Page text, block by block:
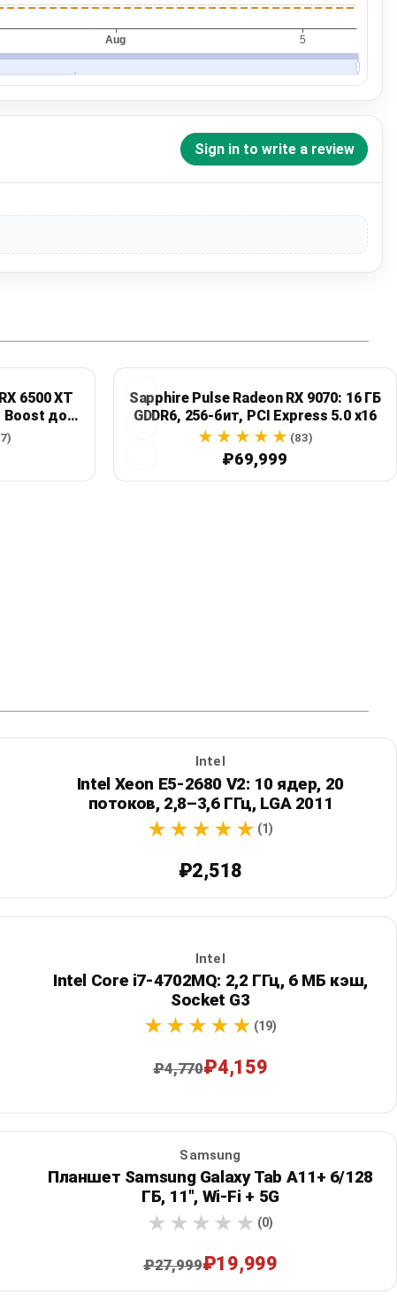
Sign in to write a review
6500 XT
Boost до
Sapphire Pulse Radeon RX 9070: 16 ГБ
GDDR6, 256-бит, PCI Express 5.0 x16
(83)
₽69,999
Intel
Intel Xeon E5-2680 V2: 10 ядер, 20
потоков, 2,8–3,6 ГГц, LGA 2011
(1)
₽2,518
Intel
Intel Core i7-4702MQ: 2,2 ГГц, 6 МБ кэш,
Socket G3
(19)
₽4,770₽4,159
Samsung
Планшет Samsung Galaxy Tab A11+ 6/128
ГБ, 11", Wi‑Fi + 5G
(0)
₽27,999₽19,999